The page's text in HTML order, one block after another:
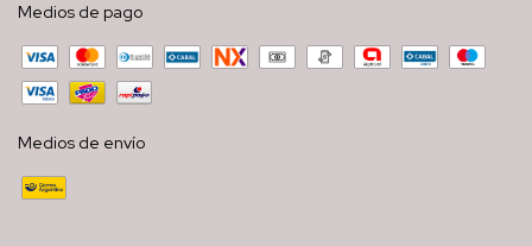
Medios de pago
Medios de envío